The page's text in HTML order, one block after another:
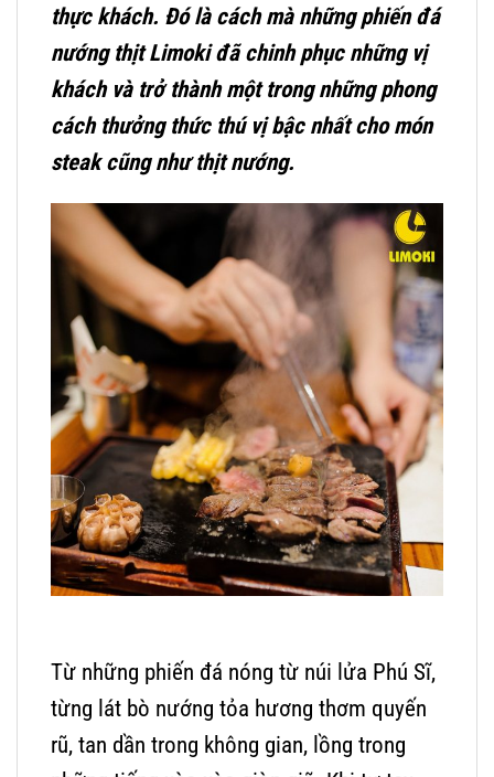
thực khách. Đó là cách mà những phiến đá
nướng thịt Limoki đã chinh phục những vị
khách và trở thành một trong những phong
cách thưởng thức thú vị bậc nhất cho món
steak cũng như thịt nướng.
Từ những phiến đá nóng từ núi lửa Phú Sĩ,
từng lát bò nướng tỏa hương thơm quyến
rũ, tan dần trong không gian, lồng trong